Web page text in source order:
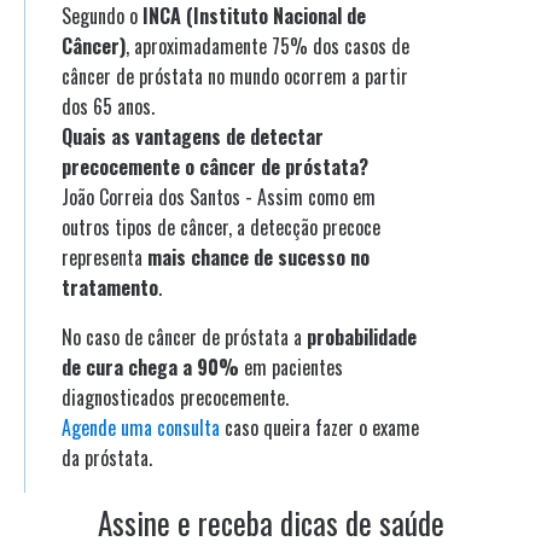
Segundo o INCA (Instituto Nacional de
Câncer), aproximadamente 75% dos casos de
câncer de próstata no mundo ocorrem a partir
dos 65 anos.
Quais as vantagens de detectar
precocemente o câncer de próstata?
João Correia dos Santos - Assim como em
outros tipos de câncer, a detecção precoce
representa mais chance de sucesso no
tratamento.
No caso de câncer de próstata a probabilidade
de cura chega a 90% em pacientes
diagnosticados precocemente.
Agende uma consulta caso queira fazer o exame
da próstata.
Assine e receba dicas de saúde